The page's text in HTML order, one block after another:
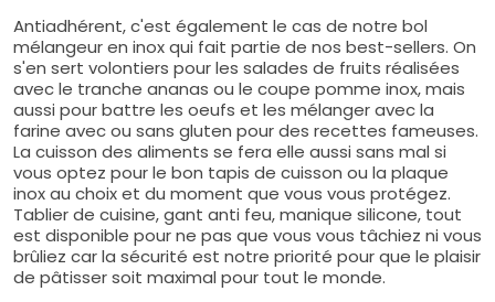
Antiadhérent, c'est également le cas de notre bol
mélangeur en inox qui fait partie de nos best-sellers. On
s'en sert volontiers pour les salades de fruits réalisées
avec le tranche ananas ou le coupe pomme inox, mais
aussi pour battre les oeufs et les mélanger avec la
farine avec ou sans gluten pour des recettes fameuses.
La cuisson des aliments se fera elle aussi sans mal si
vous optez pour le bon tapis de cuisson ou la plaque
inox au choix et du moment que vous vous protégez.
Tablier de cuisine, gant anti feu, manique silicone, tout
est disponible pour ne pas que vous vous tâchiez ni vous
brûliez car la sécurité est notre priorité pour que le plaisir
de pâtisser soit maximal pour tout le monde.